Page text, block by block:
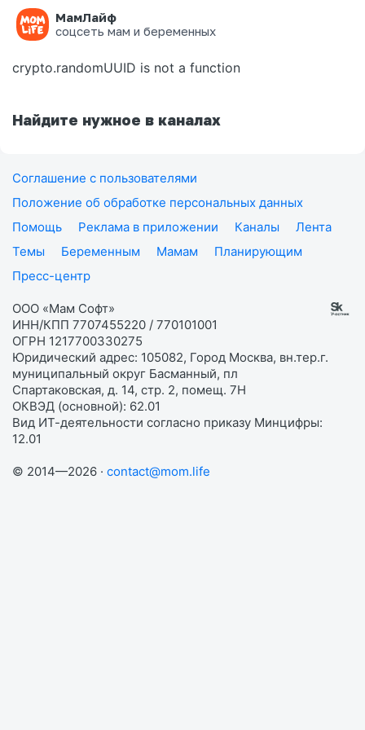
МамЛайф
соцсеть мам и беременных
Ошибка на странице
crypto.randomUUID is not a function
Найдите нужное в каналах
Соглашение с пользователями
Положение об обработке персональных данных
Помощь
Реклама в приложении Каналы
Лента
Темы
Беременным Мамам
Планирующим
Пресс-центр
ООО «Мам Софт»
ИНН/КПП 7707455220 / 770101001
ОГРН 1217700330275
Юридический адрес: 105082, Город Москва, вн.тер.г.
муниципальный округ Басманный, пл
Спартаковская, д. 14, стр. 2, помещ. 7Н
ОКВЭД (основной): 62.01
Вид ИТ-деятельности согласно приказу Минцифры:
12.01
© 2014—2026 · contact@mom.life